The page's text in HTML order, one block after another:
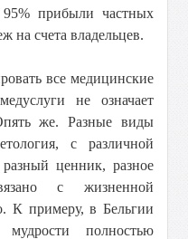
прибыли частных
на счета владельцев.
все медицинские
не означает
же. Разные виды
с различной
ценник, разное
с жизненной
К примеру, в Бельгии
полностью